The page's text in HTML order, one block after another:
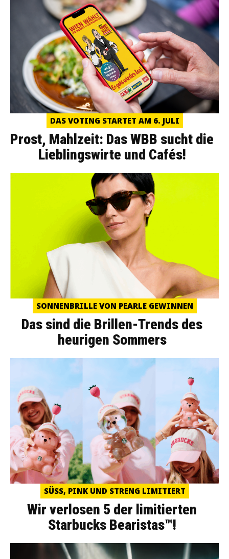
DAS VOTING STARTET AM 6. JULI
Prost, Mahlzeit: Das WBB sucht die
Lieblingswirte und Cafés!
SONNENBRILLE VON PEARLE GEWINNEN
Das sind die Brillen-Trends des
heurigen Sommers
SÜSS, PINK UND STRENG LIMITIERT
Wir verlosen 5 der limitierten
Starbucks Bearistas™!